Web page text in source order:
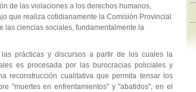
de las violaciones a los derechos humanos,
que realiza cotidianamente la Comisión Provincial
las ciencias sociales, fundamentalmente la
prácticas y discursos a partir de los cuales la
es procesada por las burocracias policiales y
reconstrucción cualitativa que permita tensar los
"muertes en enfrentamientos" y "abatidos", en el